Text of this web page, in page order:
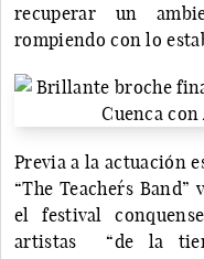
recuperar un
rompiendo con lo
Previa a la actuación
“The Teacher´s
el festival
artistas “de la